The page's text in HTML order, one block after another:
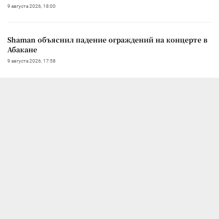
9 августа 2026, 18:00
Shaman объяснил падение ограждений на концерте в
Абакане
9 августа 2026, 17:58